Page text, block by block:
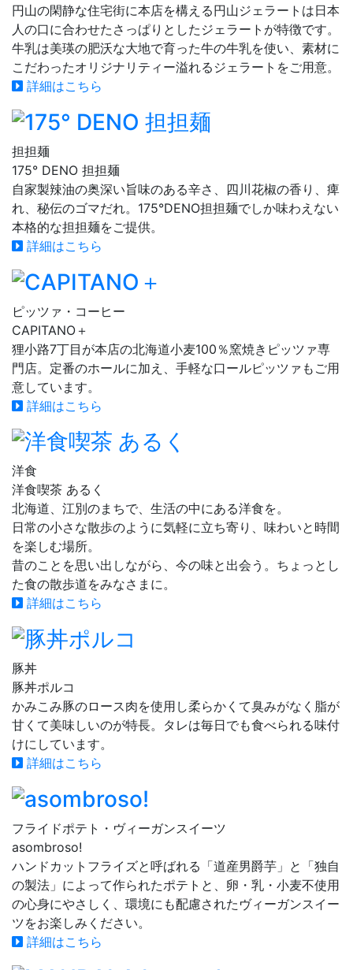
円山の閑静な住宅街に本店を構える円山ジェラートは日本
人の口に合わせたさっぱりとしたジェラートが特徴です。
牛乳は美瑛の肥沃な大地で育った牛の牛乳を使い、素材に
こだわったオリジナリティー溢れるジェラートをご用意。
詳細はこちら
担担麺
175° DENO 担担麺
自家製辣油の奥深い旨味のある辛さ、四川花椒の香り、痺
れ、秘伝のゴマだれ。175°DENO担担麺でしか味わえない
本格的な担担麺をご提供。
詳細はこちら
ピッツァ・コーヒー
CAPITANO＋
狸小路7丁目が本店の北海道小麦100％窯焼きピッツァ専
門店。定番のホールに加え、手軽な口ールピッツァもご用
意しています。
詳細はこちら
洋食
洋食喫茶 あるく
北海道、江別のまちで、生活の中にある洋食を。
日常の小さな散歩のように気軽に立ち寄り、味わいと時間
を楽しむ場所。
昔のことを思い出しながら、今の味と出会う。ちょっとし
た食の散歩道をみなさまに。
詳細はこちら
豚丼
豚丼ポルコ
かみこみ豚のロース肉を使用し柔らかくて臭みがなく脂が
甘くて美味しいのが特長。タレは毎日でも食べられる味付
けにしています。
詳細はこちら
フライドポテト・ヴィーガンスイーツ
asombroso!
ハンドカットフライズと呼ばれる「道産男爵芋」と「独自
の製法」によって作られたポテトと、卵・乳・小麦不使用
の心身にやさしく、環境にも配慮されたヴィーガンスイー
ツをお楽しみください。
詳細はこちら